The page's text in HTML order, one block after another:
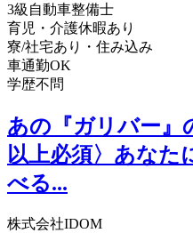
3級自動車整備士
育児・介護休暇あり
寮/社宅あり・住み込み
車通勤OK
学歴不問
あの『ガリバー』
以上必須〉あなた
べる...
株式会社IDOM